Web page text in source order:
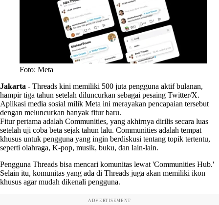
Foto: Meta
Jakarta - Threads kini memiliki 500 juta pengguna aktif bulanan,
hampir tiga tahun setelah diluncurkan sebagai pesaing Twitter/X.
Aplikasi media sosial milik Meta ini merayakan pencapaian tersebut
dengan meluncurkan banyak fitur baru.
Fitur pertama adalah Communities, yang akhirnya dirilis secara luas
setelah uji coba beta sejak tahun lalu. Communities adalah tempat
khusus untuk pengguna yang ingin berdiskusi tentang topik tertentu,
seperti olahraga, K-pop, musik, buku, dan lain-lain.
Pengguna Threads bisa mencari komunitas lewat 'Communities Hub.'
Selain itu, komunitas yang ada di Threads juga akan memiliki ikon
khusus agar mudah dikenali pengguna.
ADVERTISEMENT